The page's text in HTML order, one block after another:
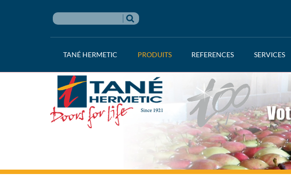
TANÉ HERMETIC PRODUITS REFERENCES SERVICES